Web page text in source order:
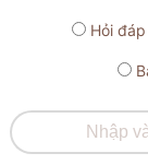
Hỏi